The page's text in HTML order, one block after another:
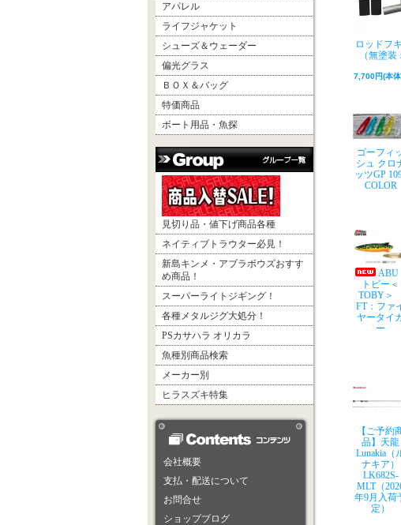
アパレル
ライフジャケット
シューズ＆ウェーダー
偏光グラス
ＢＯＸ＆バッグ
特価商品
ボート用品・魚探
見切り品・値下げ商品各種
ネイティブトラウター必見！
新島キンメ・アブラボウズおすす
め商品！
スーパーライトジギング！
各種メタルジグ大処分！
PSカサハラ オリカラ
魚種別商品検索
メーカー別
ヒラスズキ特集
会社概要
支払・配送について
お問合せ
ショップブログ
ロッドフ
（無塗
7,700円(本
ゴーフィ
シュ クロ
ッツGP
COLOR
トビー＜
TOBY＞
FT：ファ
ヤータイ
ー
【ご予約
品】天龍
Lunakia（
ナキア）
LK682S-
MLT（
年9月入荷
定）